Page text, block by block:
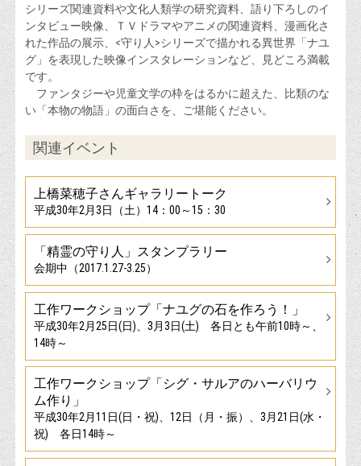
シリーズ関連資料や文化人類学の研究資料、語り下ろしのイ
ンタビュー映像、ＴＶドラマやアニメの関連資料、漫画化さ
れた作品の展示、<守り人>シリーズで描かれる異世界「ナユ
グ」を表現した映像インスタレーションなど、見どころ満載
です。
ファンタジーや児童文学の枠をはるかに超えた、比類のな
い「本物の物語」の面白さを、ご堪能ください。
関連イベント
上橋菜穂子さんギャラリートーク
平成30年2月3日（土）14：00～15：30
「精霊の守り人」スタンプラリー
会期中（2017.1.27-3.25）
工作ワークショップ「ナユグの石を作ろう！」
平成30年2月25日(日)、3月3日(土) 各日とも午前10時～、
14時～
工作ワークショップ「シグ・サルアのハーバリウ
ム作り」
平成30年2月11日(日・祝)、12日（月・振）、3月21日(水・
祝) 各日14時～